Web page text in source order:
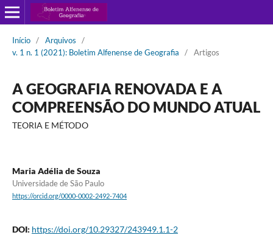
Início / Arquivos
/
v. 1 n. 1 (2021): Boletim Alfenense de Geografia
/ Artigos
A GEOGRAFIA RENOVADA E A
COMPREENSÃO DO MUNDO ATUAL
TEORIA E MÉTODO
Maria Adélia de Souza
Universidade de São Paulo
https://orcid.org/0000-0002-2492-7404
DOI: https://doi.org/10.29327/243949.1.1-2